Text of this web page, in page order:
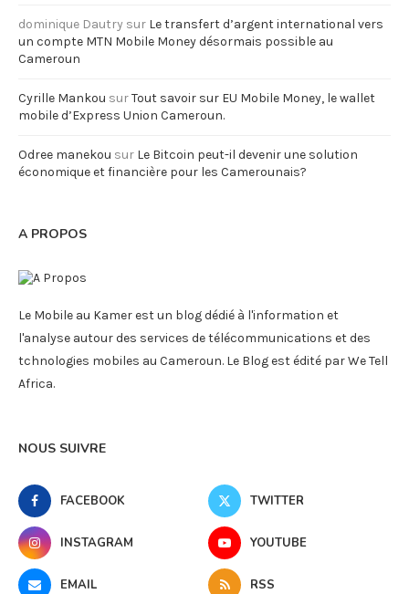
dominique Dautry sur Le transfert d’argent international vers
un compte MTN Mobile Money désormais possible au
Cameroun
Cyrille Mankou surTout savoir sur EU Mobile Money, le wallet
mobile d’Express Union Cameroun.
Odree manekou sur Le Bitcoin peut-il devenir une solution
économique et financière pour les Camerounais?
A PROPOS
Le Mobile au Kamer est un blog dédié à l'information et
l'analyse autour des services de télécommunications et des
tchnologies mobiles au Cameroun. Le Blog est édité par We Tell
Africa.
NOUS SUIVRE
FACEBOOK TWITTER
INSTAGRAM YOUTUBE
EMAIL RSS